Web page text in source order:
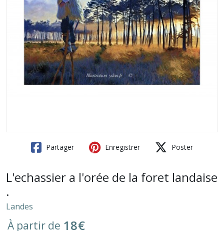
Partager Enregistrer Poster
L'echassier a l'orée de la foret landaise
.
Landes
À partir de 18€